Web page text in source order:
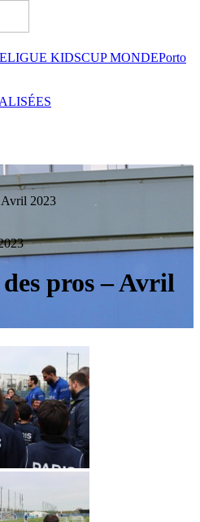
LIGUE KIDSCUP MONDEPorto
Avril 2023
pros – Avril